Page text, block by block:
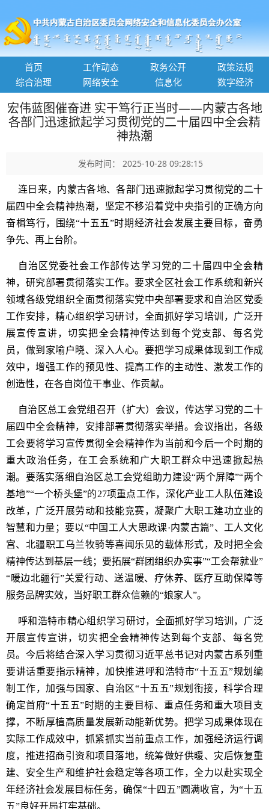
首页 工作动态 政务公开
政策法规
综合治理
网络安全 信息化 数字经济
宏伟蓝图催奋进 实干笃行正当时——内蒙古各地
各部门迅速掀起学习贯彻党的二十届四中全会精
神热潮
发布时间： 2025-10-28 09:28:15
连日来，内蒙古各地、各部门迅速掀起学习贯彻党的二十
届四中全会精神热潮，坚定不移沿着党中央指引的正确方向
奋楫笃行，围绕“十五五”时期经济社会发展主要目标，奋勇
争先、再上台阶。
自治区党委社会工作部传达学习党的二十届四中全会精
神，研究部署贯彻落实工作。要求全区社会工作系统和新兴
领域各级党组织全面贯彻落实党中央部署要求和自治区党委
工作安排，精心组织学习研讨，全面抓好学习培训，广泛开
展宣传宣讲，切实把全会精神传达到每个党支部、每名党
员，做到家喻户晓、深入人心。要把学习成果体现到工作成
效中，增强工作的预见性、提高工作的主动性、激发工作的
创造性，在各自岗位干事业、作贡献。
自治区总工会党组召开（扩大）会议，传达学习党的二十
届四中全会精神，安排部署贯彻落实举措。会议指出，各级
工会要将学习宣传贯彻全会精神作为当前和今后一个时期的
重大政治任务，在工会系统和广大职工群众中迅速掀起热
潮。要落实落细自治区总工会党组助力建设“两个屏障”“两个
基地”“一个桥头堡”的27项重点工作，深化产业工人队伍建设
改革，广泛开展劳动和技能竞赛，凝聚广大职工建功立业的
智慧和力量；要以“中国工人大思政课·内蒙古篇”、工人文化
宫、北疆职工乌兰牧骑等喜闻乐见的载体形式，及时把全会
精神传达到基层一线；要拓展“群团组织办实事”“工会帮就业”
“暖边北疆行”关爱行动、送温暖、疗休养、医疗互助保障等
服务品牌实效，当好职工群众信赖的“娘家人”。
呼和浩特市精心组织学习研讨，全面抓好学习培训，广泛
开展宣传宣讲，切实把全会精神传达到每个支部、每名党
员。今后将结合深入学习贯彻习近平总书记对内蒙古系列重
要讲话重要指示精神，加快推进呼和浩特市“十五五”规划编
制工作，加强与国家、自治区“十五五”规划衔接，科学合理
确定首府“十五五”时期的主要目标、重点任务和重大项目支
撑，不断厚植高质量发展新动能新优势。把学习成果体现在
实际工作成效中，抓紧抓实当前重点工作，加强经济运行调
度，推进招商引资和项目落地，统筹做好供暖、灾后恢复重
建、安全生产和维护社会稳定等各项工作，全力以赴实现全
年经济社会发展目标任务，确保“十四五”圆满收官，为“十五
五”良好开局打牢基础。